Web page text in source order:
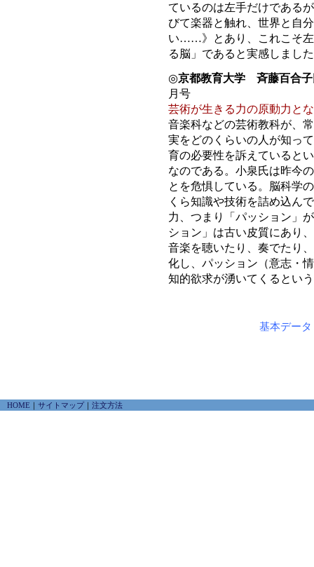
ているのは左手だけである
びて楽器と触れ、世界と自
い……》とあり、これこそ左
る脳」であると実感しまし
◎京都教育大学 斉藤百合子
月号
芸術が生きる力の原動力と
音楽科などの芸術教科が、
実をどのくらいの人が知っ
育の必要性を訴えていると
なのである。小泉氏は昨今
とを危惧している。脳科学
くら知識や技術を詰め込ん
力、つまり「パッション」
ション」は古い皮質にあり
音楽を聴いたり、奏でたり
化し、パッション（意志・
知的欲求が湧いてくるとい
基本データ
HOME サイトマップ 注文方法